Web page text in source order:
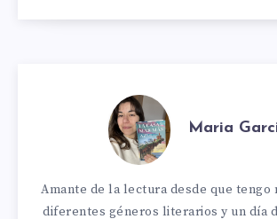
Maria
Amante de la lectura desde que tengo
diferentes géneros literarios y un día